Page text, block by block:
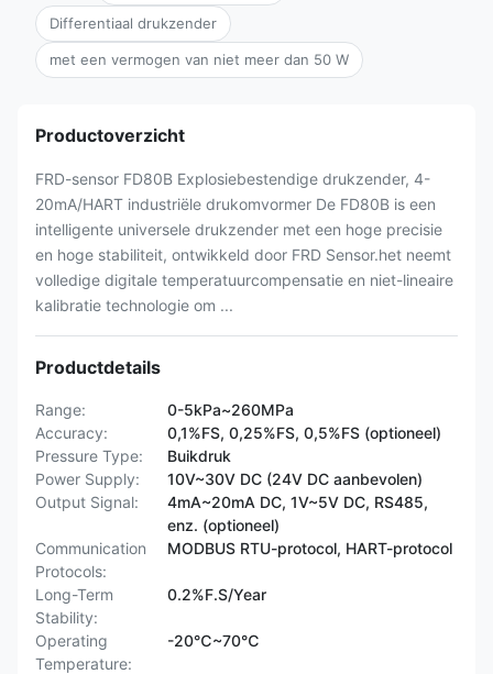
Differentiaal drukzender
met een vermogen van niet meer dan 50 W
Productoverzicht
FRD-sensor FD80B Explosiebestendige drukzender, 4-
20mA/HART industriële drukomvormer De FD80B is een
intelligente universele drukzender met een hoge precisie
en hoge stabiliteit, ontwikkeld door FRD Sensor.het neemt
volledige digitale temperatuurcompensatie en niet-lineaire
kalibratie technologie om ...
Productdetails
Range:
0-5kPa~260MPa
Accuracy:
0,1%FS, 0,25%FS, 0,5%FS (optioneel)
Pressure Type:
Buikdruk
Power Supply:
10V~30V DC (24V DC aanbevolen)
Output Signal:
4mA~20mA DC, 1V~5V DC, RS485,
enz. (optioneel)
Communication
Protocols:
MODBUS RTU-protocol, HART-protocol
Long-Term
Stability:
0.2%F.S/Year
Operating
Temperature:
-20℃~70℃